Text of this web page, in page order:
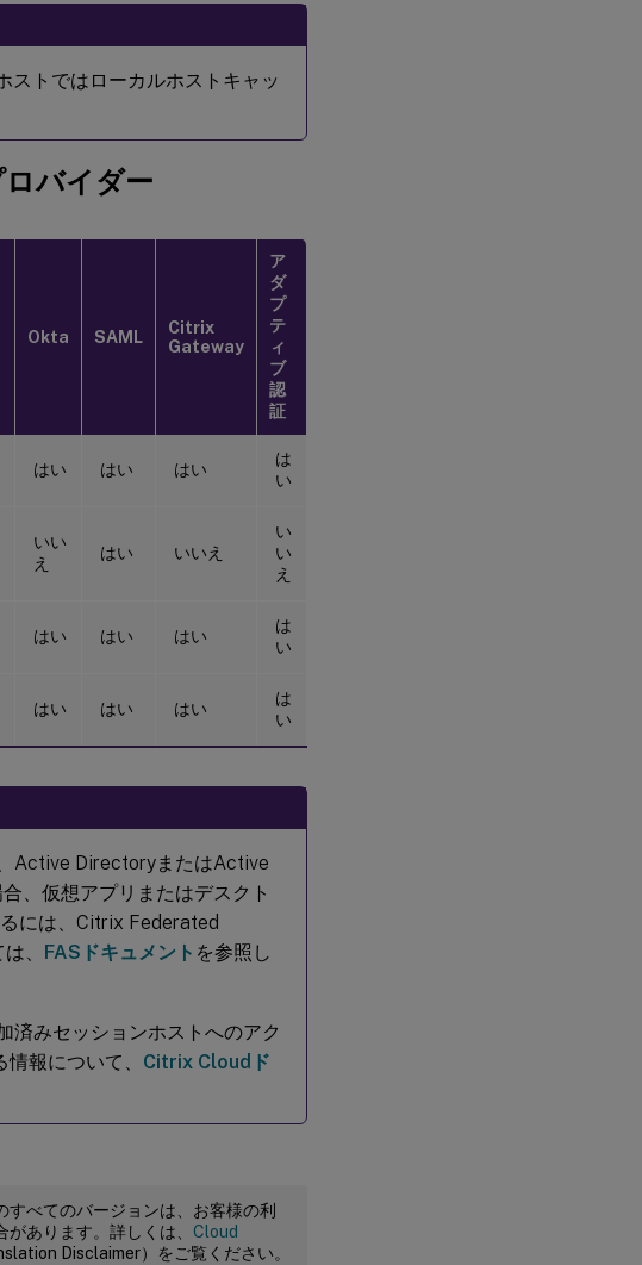
トではローカルホストキャッ
バイダー
Okta SAML
Citrix
Gateway
ア
ダ
プ
テ
ィ
ブ
認
証
はい はい はい
は
い
いい
え
はい いいえ
い
い
え
はい はい はい
は
い
はい はい はい
は
い
Active DirectoryまたはActive
、仮想アプリまたはデスクト
には、Citrix Federated
、 FASドキュメント を参照し
みセッションホストへのアク
報について、 Citrix Cloudド
すべてのバージョンは、お客様の利
あります。詳しくは、 Cloud
Disclaimer）をご覧ください。